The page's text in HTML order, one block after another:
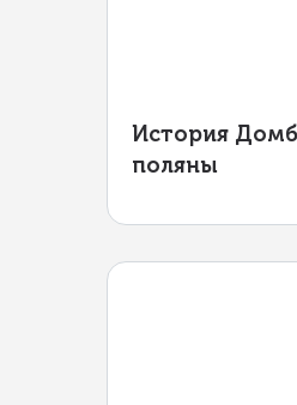
История
поляны